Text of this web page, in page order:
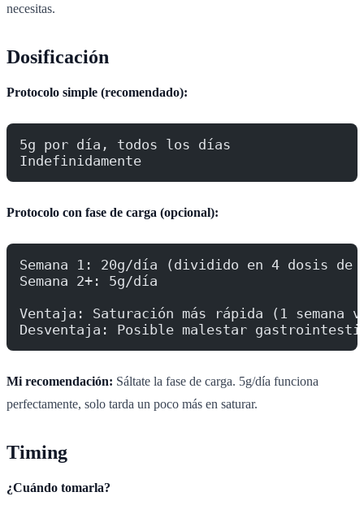
necesitas.
Dosificación
Protocolo simple (recomendado):
5g por día, todos los días
Indefinidamente
Protocolo con fase de carga (opcional):
Semana 1: 20g/día (dividido en 4 dosis de
Semana 2+: 5g/día
Ventaja: Saturación más rápida (1 semana
Desventaja: Posible malestar
Mi recomendación: Sáltate la fase de carga. 5g/día funciona
perfectamente, solo tarda un poco más en saturar.
Timing
¿Cuándo tomarla?